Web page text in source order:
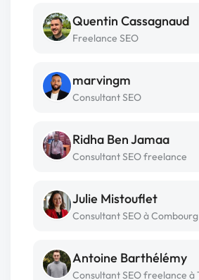
Quentin Cassagnaud
Freelance SEO
marvingm
Consultant SEO
Ridha Ben Jamaa
Consultant SEO freelance
Julie Mistouflet
Consultant SEO à Combourg
Antoine Barthélémy
Consultant SEO freelance à